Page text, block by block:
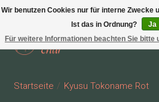
Startseite / Kyusu Tokoname Rot
Wir benutzen Cookies nur für interne Zwecke
Ist das in Ordnung?
Ja
Für weitere Informationen beachten Sie